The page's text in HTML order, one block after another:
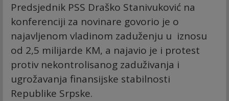
Predsjednik PSS Draško Stanivuković na
konferenciji za novinare govorio je o
najavljenom vladinom zaduženju u iznosu
od 2,5 milijarde KM, a najavio je i protest
protiv nekontrolisanog zaduživanja i
ugrožavanja finansijske stabilnosti
Republike Srpske.